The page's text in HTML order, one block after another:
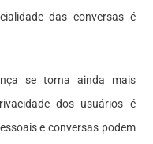
das conversas é
se torna ainda mais
dos usuários é
e conversas podem